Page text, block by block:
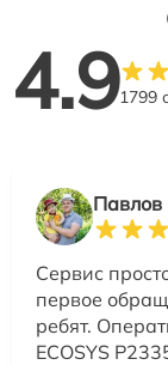
4.91799
Павлов
Сервис
первое
ребят.
ECOSYS